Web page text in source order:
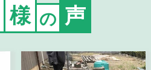
様 の 声